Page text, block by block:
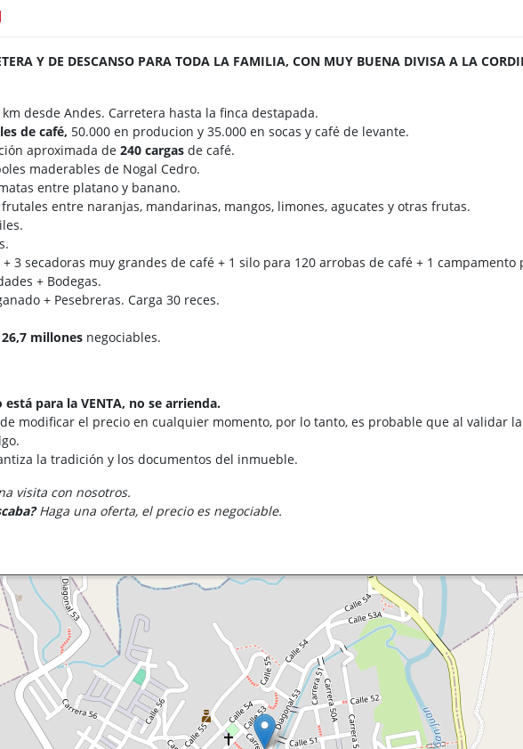
Y DE DESCANSO PARA TODA LA FAMILIA, CON MUY BUENA DIVISA A LA
desde Andes. Carretera hasta la finca destapada.
de café, 50.000 en producion y 35.000 en socas y café de levante.
aproximada de240 cargas de café.
maderables de Nogal Cedro.
entre platano y banano.
entre naranjas, mandarinas, mangos, limones, agucates y otras frutas.
3 secadoras muy grandes de café + 1 silo para 120 arrobas de café + 1
+ Bodegas.
+ Pesebreras. Carga 30 reces.
millones negociables.
para la VENTA, no se arrienda.
modificar el precio en cualquier momento, por lo tanto, es probable que al validar
la tradición y los documentos del inmueble.
visita con nosotros.
Haga una oferta, el precio es negociable.